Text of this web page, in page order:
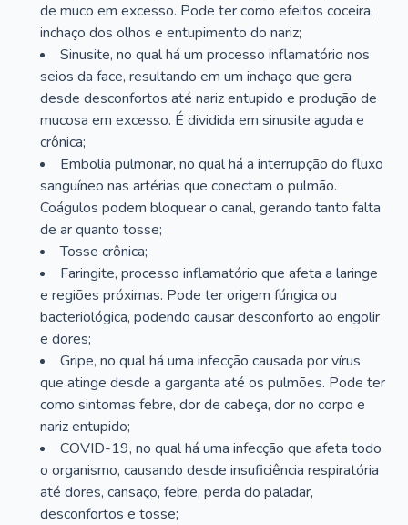
de muco em excesso. Pode ter como efeitos coceira,
inchaço dos olhos e entupimento do nariz;
Sinusite, no qual há um processo inflamatório nos
seios da face, resultando em um inchaço que gera
desde desconfortos até nariz entupido e produção de
mucosa em excesso. É dividida em sinusite aguda e
crônica;
Embolia pulmonar, no qual há a interrupção do fluxo
sanguíneo nas artérias que conectam o pulmão.
Coágulos podem bloquear o canal, gerando tanto falta
de ar quanto tosse;
Tosse crônica;
Faringite, processo inflamatório que afeta a laringe
e regiões próximas. Pode ter origem fúngica ou
bacteriológica, podendo causar desconforto ao engolir
e dores;
Gripe, no qual há uma infecção causada por vírus
que atinge desde a garganta até os pulmões. Pode ter
como sintomas febre, dor de cabeça, dor no corpo e
nariz entupido;
COVID-19, no qual há uma infecção que afeta todo
o organismo, causando desde insuficiência respiratória
até dores, cansaço, febre, perda do paladar,
desconfortos e tosse;